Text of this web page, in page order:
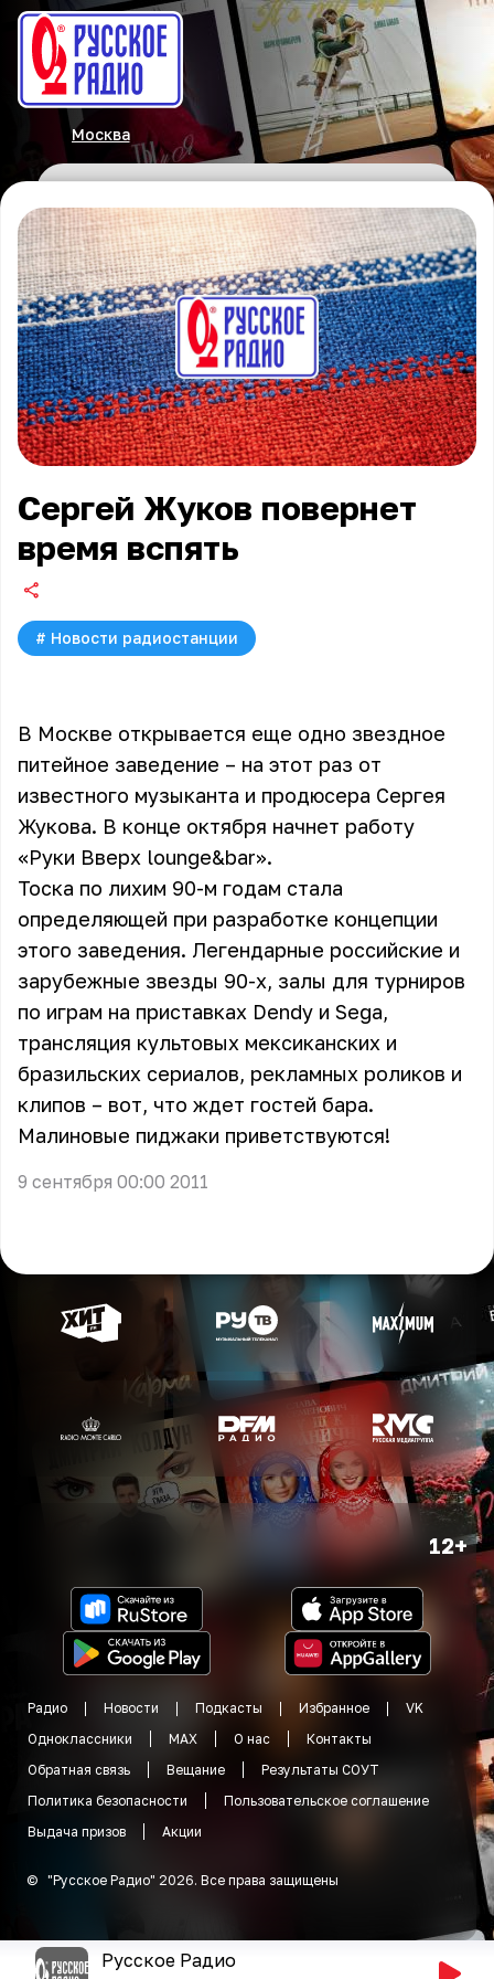
Москва
Сергей Жуков повернет
время вспять
# Новости радиостанции
В Москве открывается еще одно звездное
питейное заведение – на этот раз от
известного музыканта и продюсера Сергея
Жукова. В конце октября начнет работу
«Руки Вверх lounge&bar».
Тоска по лихим 90-м годам стала
определяющей при разработке концепции
этого заведения. Легендарные российские и
зарубежные звезды 90-х, залы для турниров
по играм на приставках Dendy и Sega,
трансляция культовых мексиканских и
бразильских сериалов, рекламных роликов и
клипов – вот, что ждет гостей бара.
Малиновые пиджаки приветствуются!
9 сентября 00:00 2011
12+
Радио Новости Подкасты Избранное
VK
Одноклассники
MAX О нас
Контакты
Обратная связь
Вещание
Результаты СОУТ
Политика безопасности
Пользовательское соглашение
Выдача призов
Акции
© "Русское Радио" 2026. Все права защищены
Русское Радио